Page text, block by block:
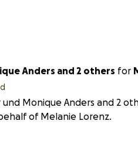
Anders and 2 others for
und Monique Anders and 2
of Melanie Lorenz.